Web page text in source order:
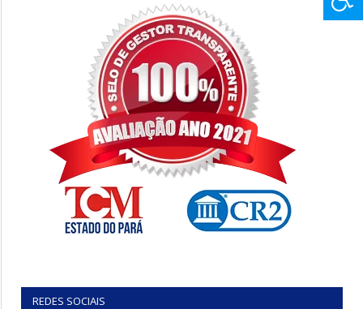
REDES SOCIAIS